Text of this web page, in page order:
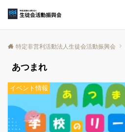
特定非営利活動法人生徒会活動振興会
あつまれ
イベント情報